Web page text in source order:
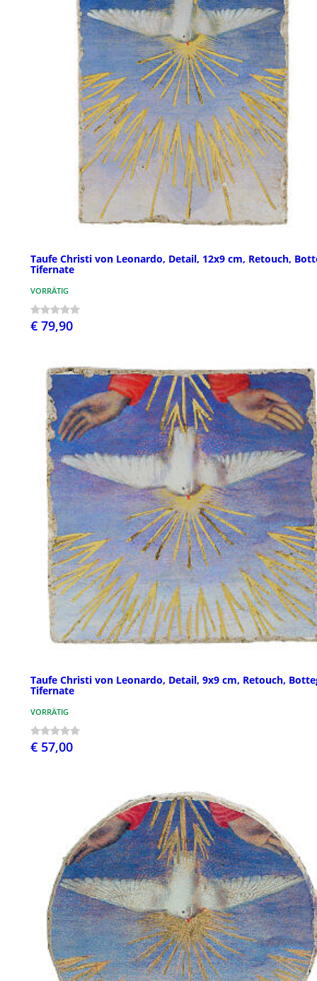
Taufe Christi von Leonardo, Detail, 12x9 cm, Retouch,
Tifernate
VORRÄTIG
€ 79,90
Taufe Christi von Leonardo, Detail, 9x9 cm, Retouch,
Tifernate
VORRÄTIG
€ 57,00